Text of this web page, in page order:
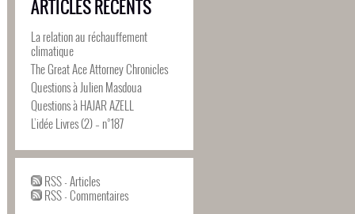
ARTICLES RÉCENTS
La relation au réchauffement
climatique
The Great Ace Attorney Chronicles
Questions à Julien Masdoua
Questions à HAJAR AZELL
L’idée Livres (2) – n°187
RSS - Articles
RSS - Commentaires